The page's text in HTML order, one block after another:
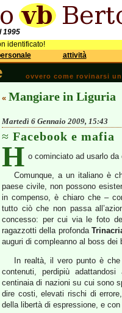
1995
identificato!
attività
ovvero come rovinarsi
« Mangiare in Liguria
Martedì 6 Gennaio 2009, 15:43
Facebook e mafia
H o cominciato ad usarlo
Comunque, a un italiano è
paese civile, non possono
in compenso, è chiaro che –
tutto ciò che non passa
concesso: per cui via le foto
ragazzotti della profonda
auguri di compleanno al boss
In realtà, il vero punto è
contenuti, perdipiù
centinaia di nazioni su cui sono
dire costi, elevati rischi di
della libertà di espressione, e